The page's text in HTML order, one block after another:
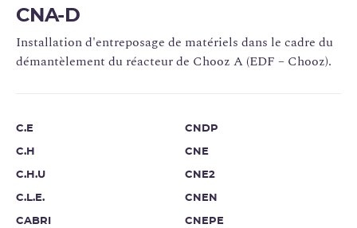
CNA-D
Installation d'entreposage de matériels dans le cadre du
démantèlement du réacteur de Chooz A (EDF – Chooz).
C.E
C.H
C.H.U
C.L.E.
CABRI
CNDP
CNE
CNE2
CNEN
CNEPE